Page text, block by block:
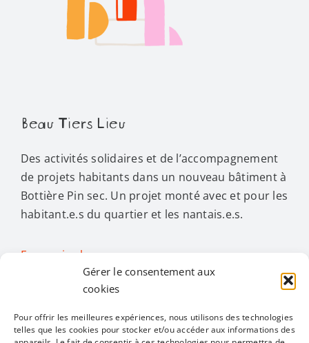
Gérer le consentement aux
cookies
Pour offrir les meilleures expériences, nous utilisons des technologies
telles que les cookies pour stocker et/ou accéder aux informations des
Beau Tiers Lieu
Des activités solidaires et de l’accompagnement
de projets habitants dans un nouveau bâtiment à
Bottière Pin sec. Un projet monté avec et pour les
habitant.e.s du quartier et les nantais.e.s.
En savoir plus…